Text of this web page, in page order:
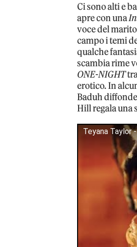
Ci sono alti e
apre con una
voce del
campo i temi
qualche
scambia rime
ONE-NIGHT
erotico. In
Baduh
Hill regala una
Teyana Taylor